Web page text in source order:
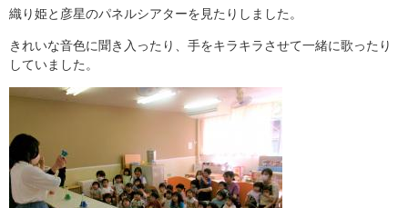
織り姫と彦星のパネルシアターを見たりしました。
きれいな音色に聞き入ったり、手をキラキラさせて一緒に歌ったり
していました。